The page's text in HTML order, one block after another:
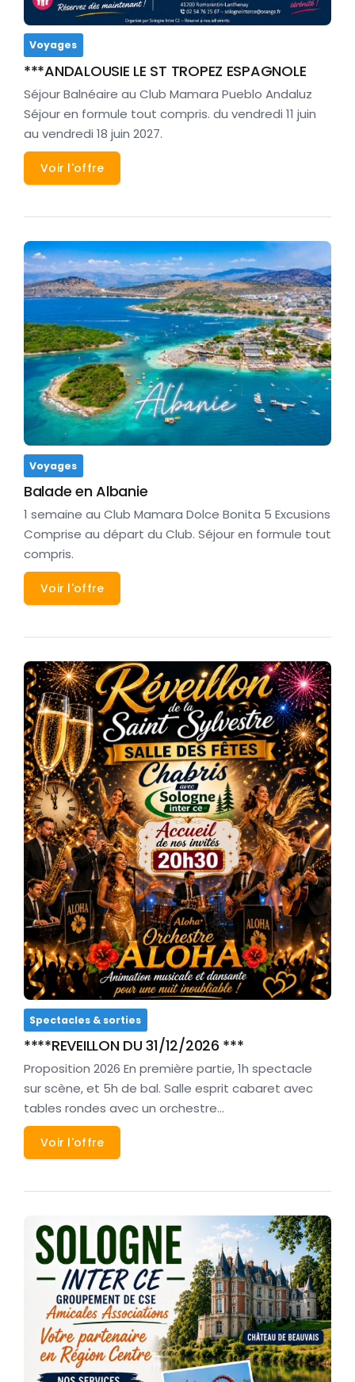
Voyages
***ANDALOUSIE LE ST TROPEZ ESPAGNOLE
Séjour Balnéaire au Club Mamara Pueblo Andaluz
Séjour en formule tout compris. du vendredi 11 juin
au vendredi 18 juin 2027.
Voir l'offre
Voyages
Balade en Albanie
1 semaine au Club Mamara Dolce Bonita 5 Excusions
Comprise au départ du Club. Séjour en formule tout
compris.
Voir l'offre
Spectacles & sorties
****REVEILLON DU 31/12/2026 ***
Proposition 2026 En première partie, 1h spectacle
sur scène, et 5h de bal. Salle esprit cabaret avec
tables rondes avec un orchestre…
Voir l'offre